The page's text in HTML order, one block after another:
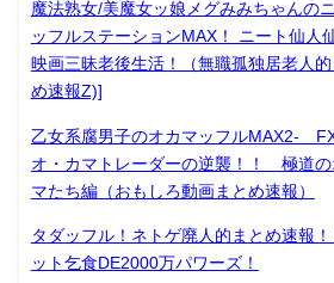
魔法熟女/美魔女ッ娘メグみみちゃんの
ッフルステーションMAX！ ニート仙人
映画三昧老後生活！（無職孤独居老人的
め速報Z)]
乙女系腐男子のオカマッフルMAX2- FX
オ・カマトレーダーの逆襲！！ 極道の
マたち編（おもしろ動画まとめ速報）
タダッフル！ネトゲ廃人的まとめ速報！
ット乞食DE2000万パワーズ！